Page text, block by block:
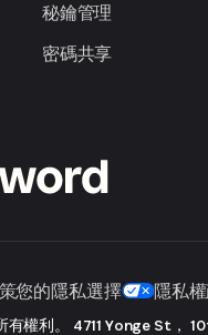
秘鑰管理
密碼共享
您的隱私選擇 隱私
權利。 4711 Yonge St，